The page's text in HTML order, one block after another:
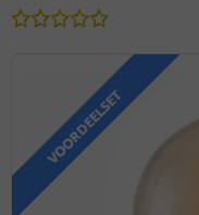
VOORDEELSET